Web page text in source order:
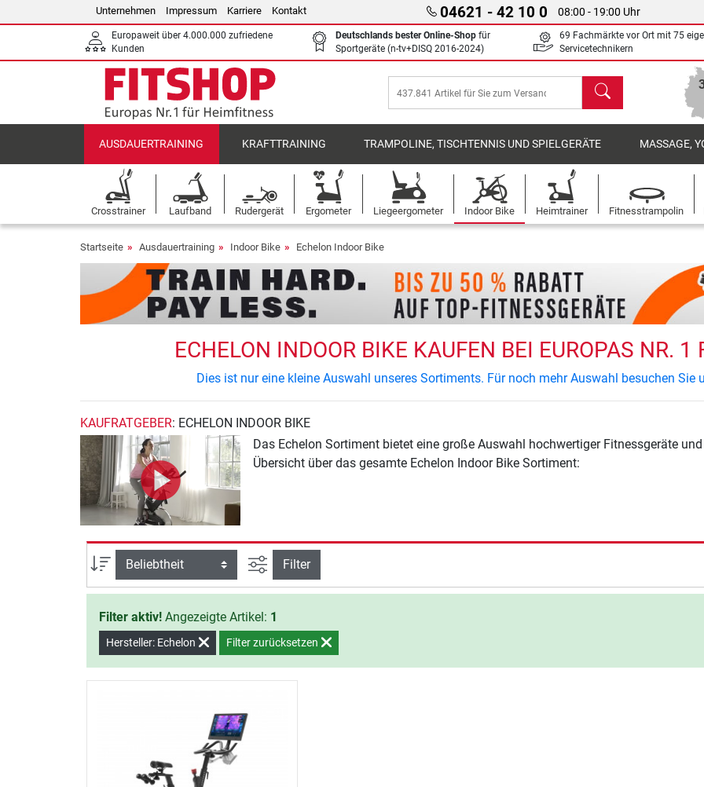
Unternehmen Impressum Karriere Kontakt 04621 - 42 10 0 08:00 - 19:00 Uhr
Europaweit über 4.000.000 zufriedene
Kunden
Deutschlands bester Online-Shop für
Sportgeräte (n-tv+DISQ 2016-2024)
69 Fachmärkte vor Ort mit 75
Servicetechnikern
Suchen
AUSDAUERTRAINING KRAFTTRAINING TRAMPOLINE, TISCHTENNIS UND SPIELGERÄTE MASSAGE,
Crosstrainer Laufband Rudergerät Ergometer Liegeergometer Indoor Bike Heimtrainer Fitnesstrampolin
Startseite Ausdauertraining Indoor Bike Echelon Indoor Bike
ECHELON INDOOR BIKE KAUFEN BEI EUROPAS NR. 1
Dies ist nur eine kleine Auswahl unseres Sortiments. Für noch mehr Auswahl besuchen Sie
KAUFRATGEBER: ECHELON INDOOR BIKE
Das Echelon Sortiment bietet eine große Auswahl hochwertiger Fitnessgeräte
Übersicht über das gesamte Echelon Indoor Bike Sortiment:
Sortierung Ansicht filtern
Filter
Filter aktiv! Angezeigte Artikel: 1
Hersteller: Echelon Filter zurücksetzen